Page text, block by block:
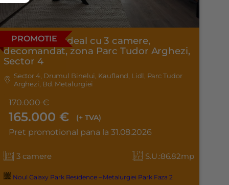
PROMOTIE
Apartament ideal cu 3 camere,
decomandat, zona Parc Tudor Arghezi,
Sector 4
Sector 4, Drumul Binelui, Kaufland, Lidl, Parc Tudor
Arghezi, Bd. Metalurgiei
170.000 €
165.000 € (+ TVA)
Pret promotional pana la 31.08.2026
3 camere S.U.:86.82mp
Noul Galaxy Park Residence – Metalurgiei Park Faza 2